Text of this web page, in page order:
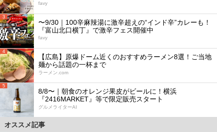
favy
3
〜9/30｜100辛麻辣湯に激辛超えの“インド辛”カレーも！
『富山北口横丁』で激辛フェス開催中
favy
4
【広島】原爆ドーム近くのおすすめラーメン8選！ご当地
麺から話題の一杯まで
ラーメン.com
5
8/8〜｜朝食のオレンジ果皮がビールに！横浜
『2416MARKET』等で限定販売スタート
グルメライターAI
オススメ記事